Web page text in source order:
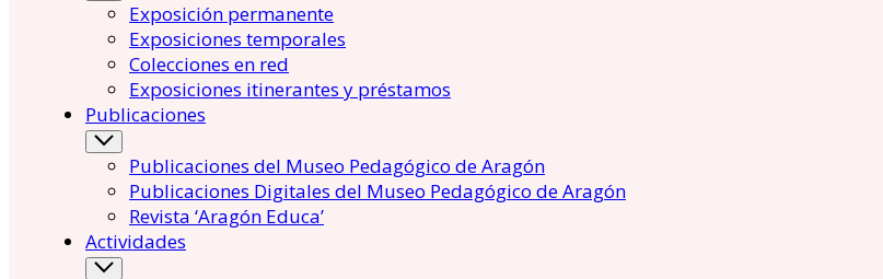
Exposición permanente
Exposiciones temporales
Colecciones en red
Exposiciones itinerantes y préstamos
Publicaciones
Publicaciones del Museo Pedagógico de Aragón
Publicaciones Digitales del Museo Pedagógico de Aragón
Revista ‘Aragón Educa’
Actividades